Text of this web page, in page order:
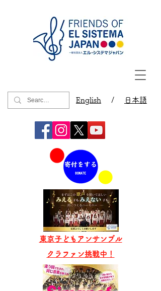
English / 日本語
東京子どもアンサンブル
​クラファン挑戦中！